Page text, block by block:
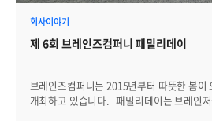
회사이야기
제 6회 브레인즈컴퍼니 패밀리데이
브레인즈컴퍼니는 2015년부터 따뜻한 봄
개최하고 있습니다. 패밀리데이는 브레인